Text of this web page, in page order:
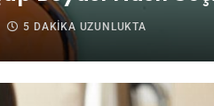
5 DAKIKA UZUNLUKTA